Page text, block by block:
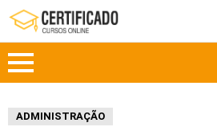
ADMINISTRAÇÃO